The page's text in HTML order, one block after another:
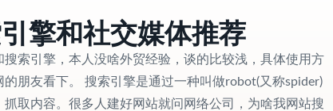
擎和社交媒体推荐
索引擎，本人没啥外贸经验，谈的比较浅，具体使用方
朋友看下。 搜索引擎是通过一种叫做robot(又称spider)
取内容。很多人建好网站就问网络公司，为啥我网站搜